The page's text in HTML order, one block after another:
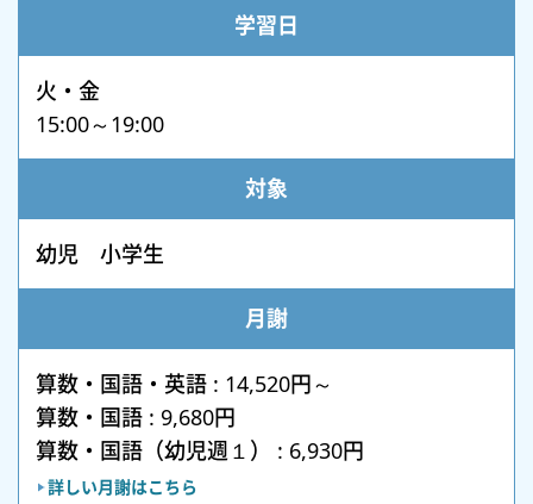
学習日
火・金
15:00～19:00
対象
幼児 小学生
月謝
算数・国語・英語 : 14,520円～
算数・国語 : 9,680円
算数・国語（幼児週１） : 6,930円
詳しい月謝はこちら